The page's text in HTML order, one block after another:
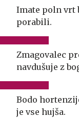
Imate poln vrt
porabili.
Zmagovalec
navdušuje z
Bodo
je vse hujša.